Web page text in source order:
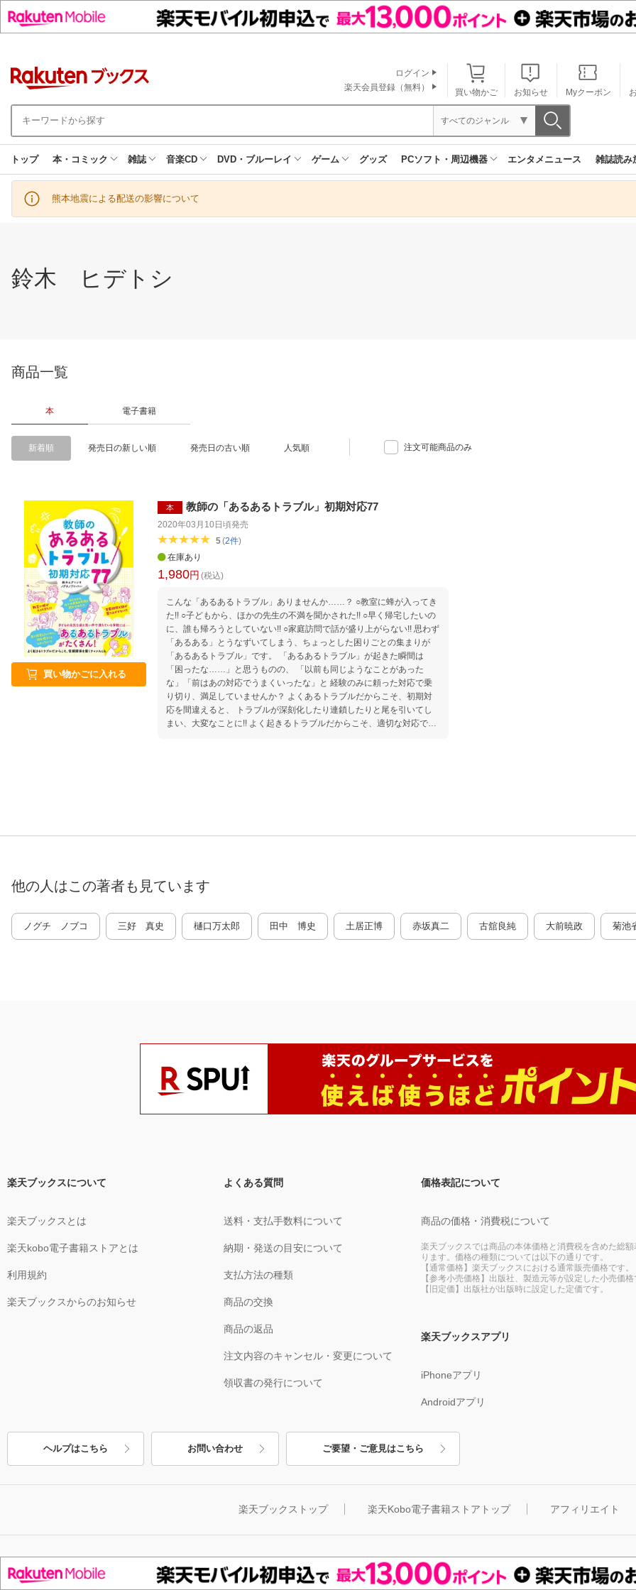
買い物かご お知らせ Myクーポン
ログイン
楽天会員登録（無料）
すべてのジャンル
トップ 本・コミック 雑誌 音楽CD DVD・ブルーレイ ゲーム グッズ PCソフト・周辺機器 エンタメニュース 雑誌読み
熊本地震による配送の影響について
鈴木 ヒデトシ
商品一覧
本 電子書籍
新着順 発売日の新しい順 発売日の古い順 人気順 注文可能商品のみ
買い物かごに入れる
本 教師の「あるあるトラブル」初期対応77
2020年03月10日頃発売
5(2件)
在庫あり
1,980円 (税込)
こんな「あるあるトラブル」ありませんか……？ ○教室に蜂が入ってき
た!! ○子どもから、ほかの先生の不満を聞かされた!! ○早く帰宅したいの
に、誰も帰ろうとしていない!! ○家庭訪問で話が盛り上がらない!! 思わず
「あるある」とうなずいてしまう、ちょっとした困りごとの集まりが
「あるあるトラブル」です。 「あるあるトラブル」が起きた瞬間は
「困ったな……」と思うものの、 「以前も同じようなことがあった
な」「前はあの対応でうまくいったな」と 経験のみに頼った対応で乗
り切り、満足していませんか？ よくあるトラブルだからこそ、初期対
応を間違えると、 トラブルが深刻化したり連鎖したりと尾を引いてし
まい、大変なことに!! よく起きるトラブルだからこそ、適切な対応で信
りを考えてみましょう。
他の人はこの著者も見ています
ノグチ ノブコ 三好 真史 樋口万太郎 田中 博史 土居正博 赤坂真二 古舘良純 大前暁政 菊池
楽天ブックスについて
楽天ブックスとは
楽天kobo電子書籍ストアとは
利用規約
楽天ブックスからのお知らせ
よくある質問
送料・支払手数料について
納期・発送の目安について
支払方法の種類
商品の交換
商品の返品
注文内容のキャンセル・変更について
領収書の発行について
価格表記について
商品の価格・消費税について
楽天ブックスでは商品の本体価格と消費税を含めた総額
ります。価格の種類については以下の通りです。
【通常価格】楽天ブックスにおける通常販売価格です。
【参考小売価格】出版社、製造元等が設定した小売価格
【旧定価】出版社が出版時に設定した定価です。
楽天ブックスアプリ
iPhoneアプリ
Androidアプリ
ヘルプはこちら お問い合わせ ご要望・ご意見はこちら
楽天ブックストップ 楽天Kobo電子書籍ストアトップ アフィリエイト